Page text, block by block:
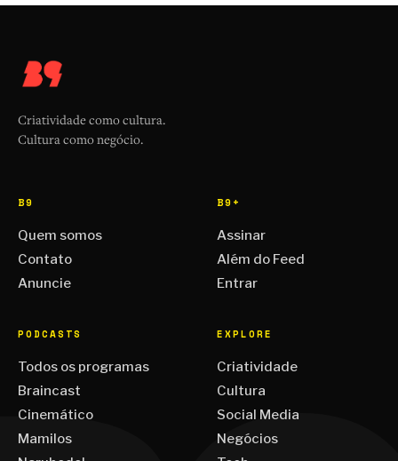
Criatividade como cultura.
Cultura como negócio.
B9
Quem somos
Contato
Anuncie
B9+
Assinar
Além do Feed
Entrar
PODCASTS
Todos os programas
Braincast
Cinemático
Mamilos
EXPLORE
Criatividade
Cultura
Social Media
Negócios